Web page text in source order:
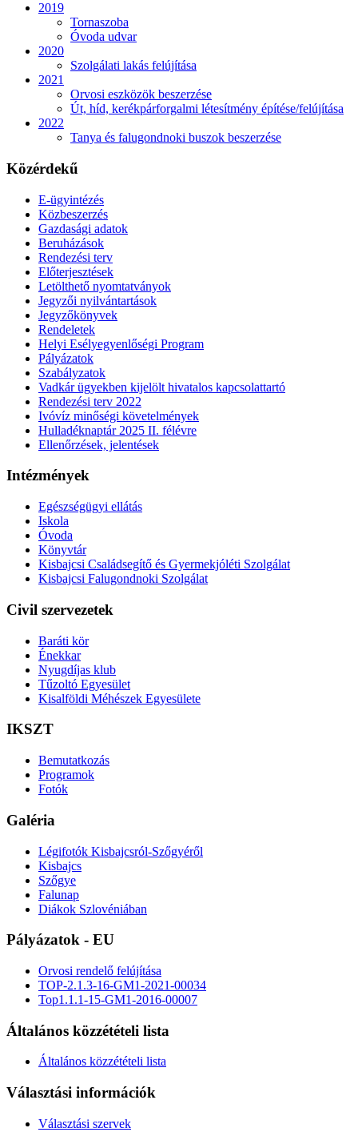
2019
Tornaszoba
Óvoda udvar
2020
Szolgálati lakás felújítása
2021
Orvosi eszközök beszerzése
Út, híd, kerékpárforgalmi létesítmény építése/felújítása
2022
Tanya és falugondnoki buszok beszerzése
Közérdekű
E-ügyintézés
Közbeszerzés
Gazdasági adatok
Beruházások
Rendezési terv
Előterjesztések
Letölthető nyomtatványok
Jegyzői nyilvántartások
Jegyzőkönyvek
Rendeletek
Helyi Esélyegyenlőségi Program
Pályázatok
Szabályzatok
Vadkár ügyekben kijelölt hivatalos kapcsolattartó
Rendezési terv 2022
Ivóvíz minőségi követelmények
Hulladéknaptár 2025 II. félévre
Ellenőrzések, jelentések
Intézmények
Egészségügyi ellátás
Iskola
Óvoda
Könyvtár
Kisbajcsi Családsegítő és Gyermekjóléti Szolgálat
Kisbajcsi Falugondnoki Szolgálat
Civil szervezetek
Baráti kör
Énekkar
Nyugdíjas klub
Tűzoltó Egyesület
Kisalföldi Méhészek Egyesülete
IKSZT
Bemutatkozás
Programok
Fotók
Galéria
Légifotók Kisbajcsról-Szőgyéről
Kisbajcs
Szőgye
Falunap
Diákok Szlovéniában
Pályázatok - EU
Orvosi rendelő felújítása
TOP-2.1.3-16-GM1-2021-00034
Top1.1.1-15-GM1-2016-00007
Általános közzétételi lista
Általános közzétételi lista
Választási információk
Választási szervek